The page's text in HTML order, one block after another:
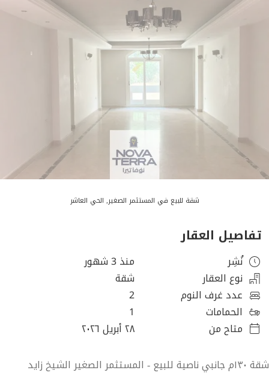
شقة للبيع في المستثمر الصغير, الحي العاشر
تفاصيل العقار
نُشِر
منذ 3 شهور
نوع العقار
شقة
عدد غرف النوم
2
الحمامات
1
متاح من
٢٨ أبريل ٢٠٢٦
شقة ١٣٠م جانبي ناصية للبيع - المستثمر الصغير الشيخ زايد